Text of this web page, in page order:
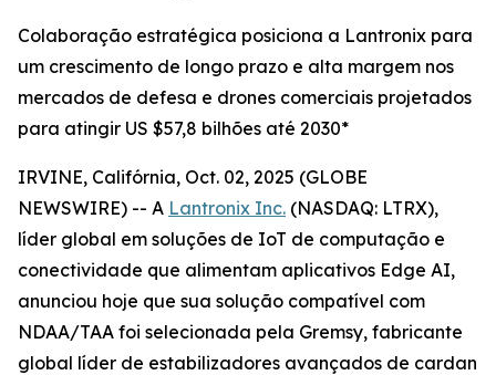
Colaboração estratégica posiciona a Lantronix para
um crescimento de longo prazo e alta margem nos
mercados de defesa e drones comerciais projetados
para atingir US $57,8 bilhões até 2030*
IRVINE, Califórnia, Oct. 02, 2025 (GLOBE
NEWSWIRE) -- A Lantronix Inc. (NASDAQ: LTRX),
líder global em soluções de IoT de computação e
conectividade que alimentam aplicativos Edge AI,
anunciou hoje que sua solução compatível com
NDAA/TAA foi selecionada pela Gremsy, fabricante
global líder de estabilizadores avançados de cardan